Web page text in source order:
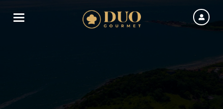
Toggle navigation